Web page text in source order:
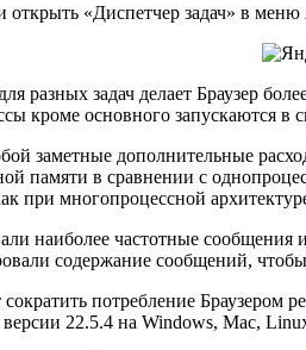
«Диспетчер задач» в меню
разных задач делает Браузер
кроме основного запускаются
заметные дополнительные
памяти в сравнении с
при многопроцессной
наиболее частотные
содержание сообщений,
потребление
версии 22.5.4 на Windows, Mac,